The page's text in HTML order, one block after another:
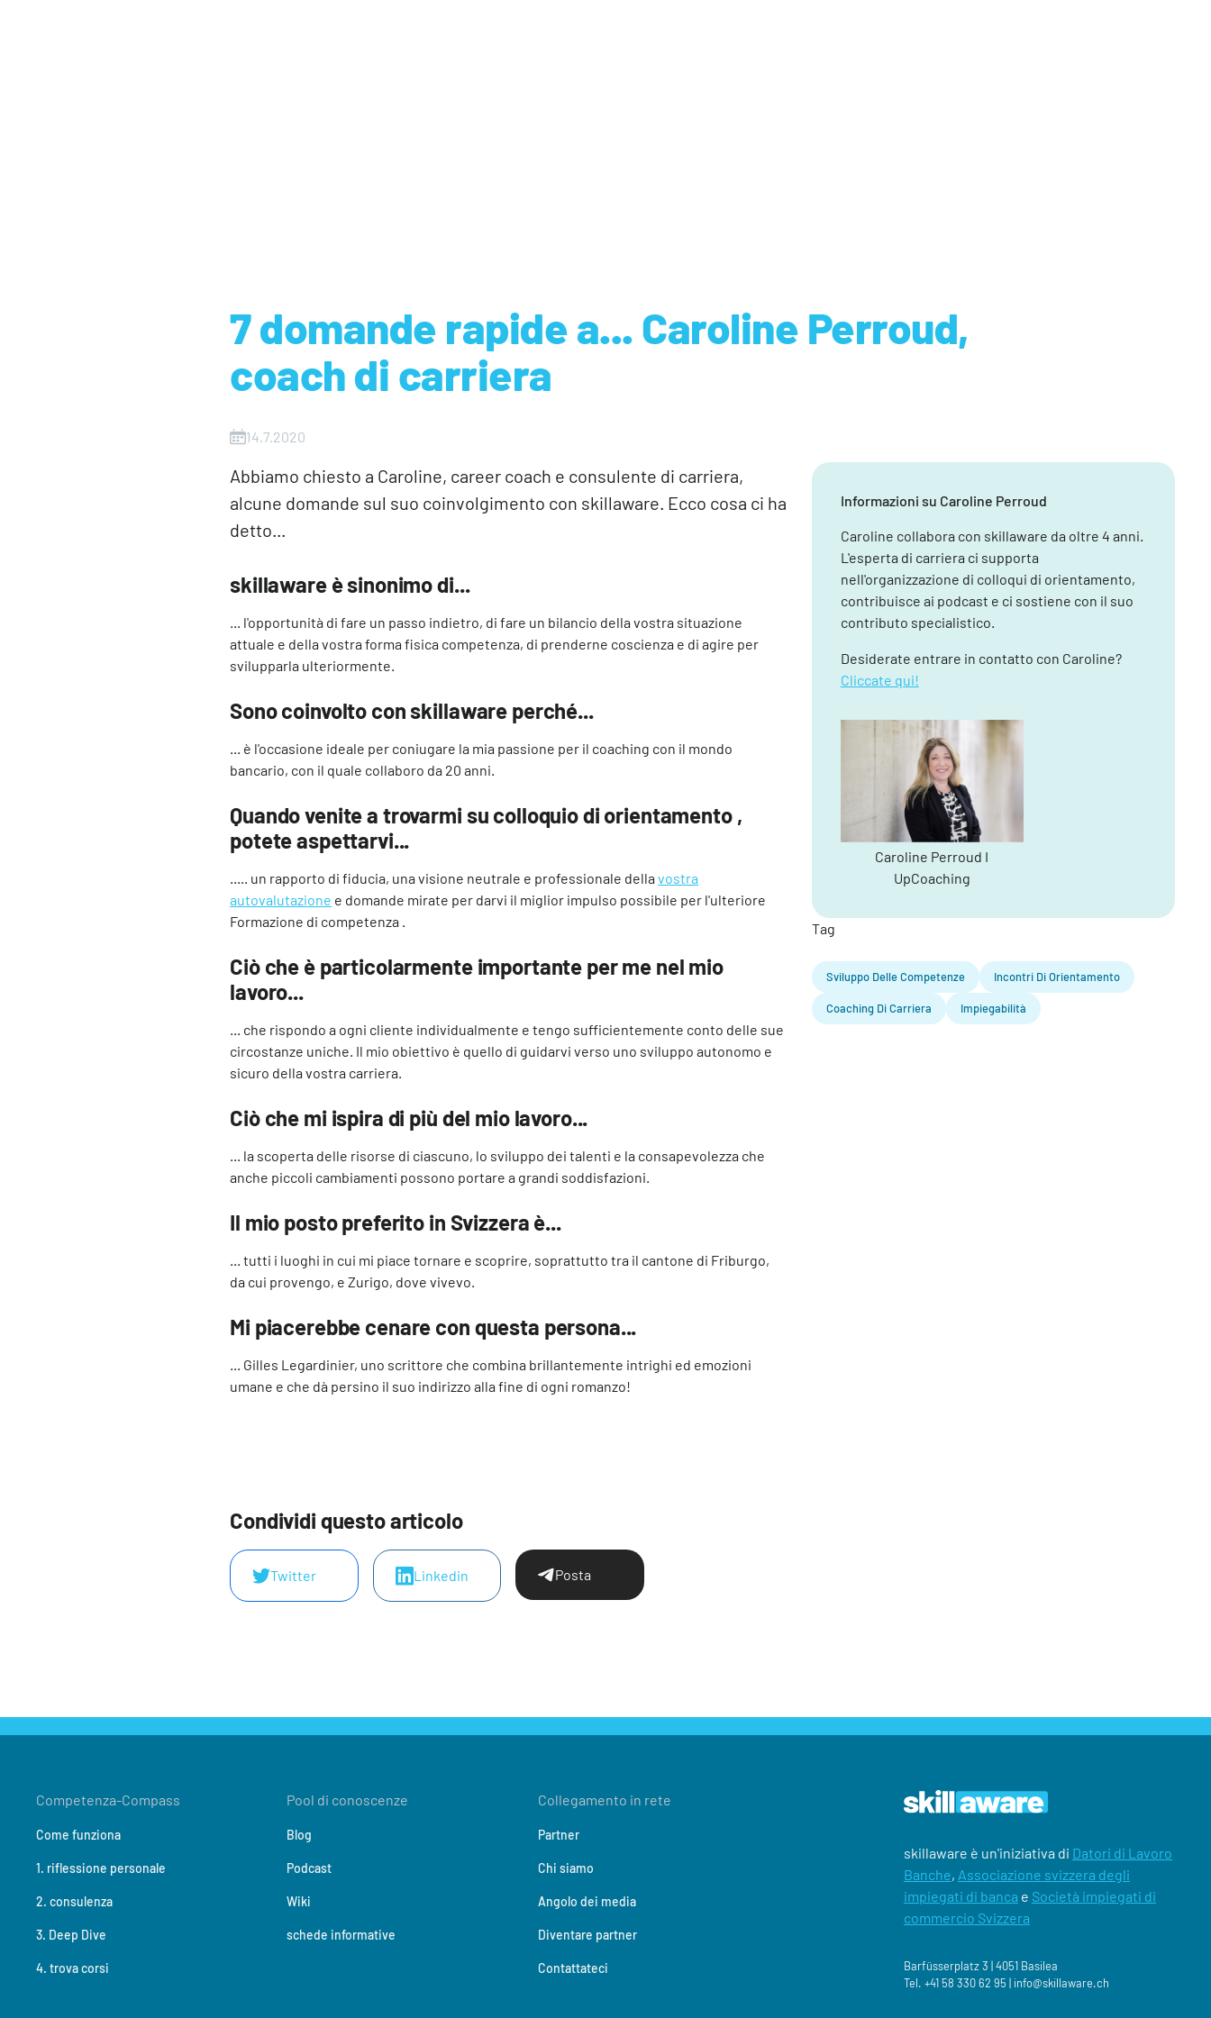
7 domande rapide a... Caroline Perroud,
coach di carriera
14.7.2020
Abbiamo chiesto a Caroline, career coach e consulente di carriera,
alcune domande sul suo coinvolgimento con skillaware. Ecco cosa ci ha
detto...
skillaware è sinonimo di...
... l'opportunità di fare un passo indietro, di fare un bilancio della vostra situazione
attuale e della vostra forma fisica competenza, di prenderne coscienza e di agire per
svilupparla ulteriormente.
Sono coinvolto con skillaware perché...
... è l'occasione ideale per coniugare la mia passione per il coaching con il mondo
bancario, con il quale collaboro da 20 anni.
Quando venite a trovarmi su colloquio di orientamento ,
potete aspettarvi...
..... un rapporto di fiducia, una visione neutrale e professionale dellavostra
autovalutazione e domande mirate per darvi il miglior impulso possibile per l'ulteriore
Formazione di competenza .
Ciò che è particolarmente importante per me nel mio
lavoro...
... che rispondo a ogni cliente individualmente e tengo sufficientemente conto delle sue
circostanze uniche. Il mio obiettivo è quello di guidarvi verso uno sviluppo autonomo e
sicuro della vostra carriera.
Ciò che mi ispira di più del mio lavoro...
... la scoperta delle risorse di ciascuno, lo sviluppo dei talenti e la consapevolezza che
anche piccoli cambiamenti possono portare a grandi soddisfazioni.
Il mio posto preferito in Svizzera è...
... tutti i luoghi in cui mi piace tornare e scoprire, soprattutto tra il cantone di Friburgo,
da cui provengo, e Zurigo, dove vivevo.
Mi piacerebbe cenare con questa persona...
... Gilles Legardinier, uno scrittore che combina brillantemente intrighi ed emozioni
umane e che dà persino il suo indirizzo alla fine di ogni romanzo!
Informazioni su Caroline Perroud
Caroline collabora con skillaware da oltre 4 anni.
L'esperta di carriera ci supporta
nell'organizzazione di colloqui di orientamento,
contribuisce ai podcast e ci sostiene con il suo
contributo specialistico.
Desiderate entrare in contatto con Caroline?
Cliccate qui!
Caroline Perroud I
UpCoaching
Tag
Sviluppo Delle Competenze Incontri Di Orientamento
Coaching Di Carriera Impiegabilità
Condividi questo articolo
Twitter Linkedin Posta
Competenza-Compass
Come funziona
1. riflessione personale
2. consulenza
3. Deep Dive
4. trova corsi
Pool di conoscenze
Blog
Podcast
Wiki
schede informative
Collegamento in rete
Partner
Chi siamo
Angolo dei media
Diventare partner
Contattateci
skillaware è un'iniziativa di Datori di Lavoro
Banche, Associazione svizzera degli
impiegati di banca e Società impiegati di
commercio Svizzera
Barfüsserplatz 3 | 4051 Basilea
Tel. +41 58 330 62 95 | ‍info@skillaware.ch